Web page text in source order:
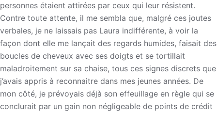
personnes étaient attirées par ceux qui leur résistent.
Contre toute attente, il me sembla que, malgré ces joutes
verbales, je ne laissais pas Laura indifférente, à voir la
façon dont elle me lançait des regards humides, faisait des
boucles de cheveux avec ses doigts et se tortillait
maladroitement sur sa chaise, tous ces signes discrets que
j’avais appris à reconnaitre dans mes jeunes années. De
mon côté, je prévoyais déjà son effeuillage en règle qui se
conclurait par un gain non négligeable de points de crédit